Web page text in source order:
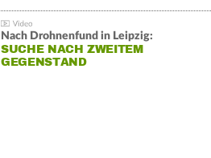
Nach Drohnenfund in Leipzig:
SUCHE NACH ZWEITEM
GEGENSTAND